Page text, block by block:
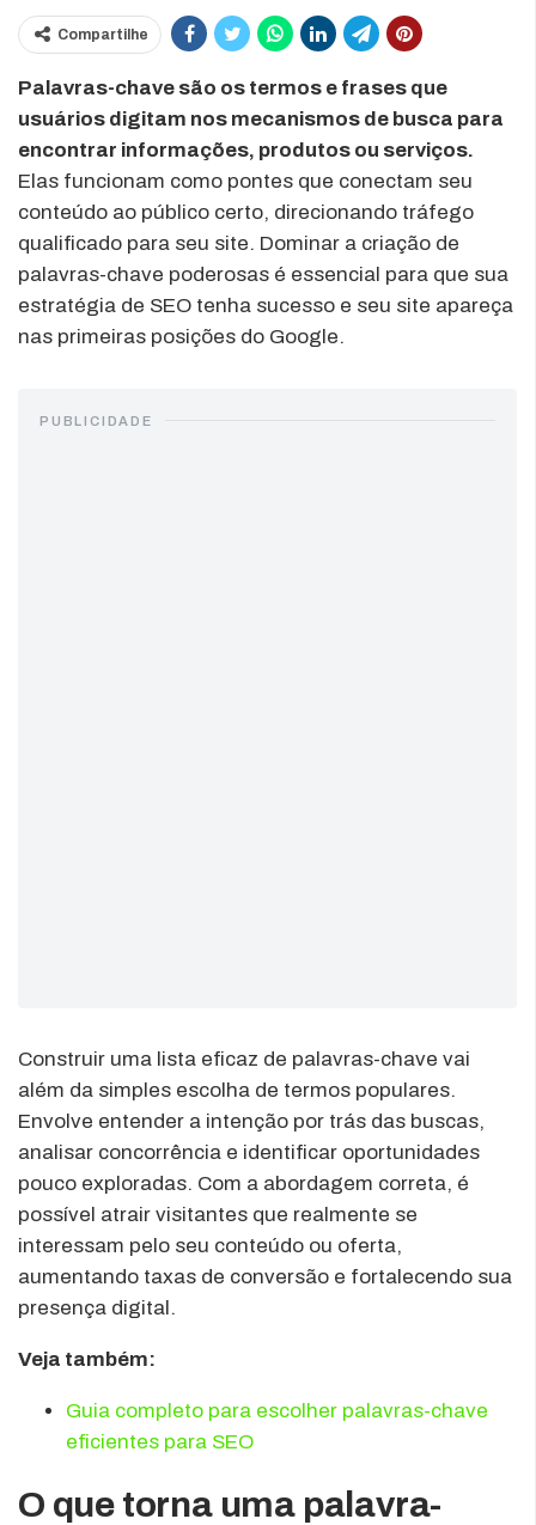
Compartilhe
Palavras-chave são os termos e frases que
usuários digitam nos mecanismos de busca para
encontrar informações, produtos ou serviços.
Elas funcionam como pontes que conectam seu
conteúdo ao público certo, direcionando tráfego
qualificado para seu site. Dominar a criação de
palavras-chave poderosas é essencial para que sua
estratégia de SEO tenha sucesso e seu site apareça
nas primeiras posições do Google.
PUBLICIDADE
Construir uma lista eficaz de palavras-chave vai
além da simples escolha de termos populares.
Envolve entender a intenção por trás das buscas,
analisar concorrência e identificar oportunidades
pouco exploradas. Com a abordagem correta, é
possível atrair visitantes que realmente se
interessam pelo seu conteúdo ou oferta,
aumentando taxas de conversão e fortalecendo sua
presença digital.
Veja também:
Guia completo para escolher palavras-chave
eficientes para SEO
O que torna uma palavra-